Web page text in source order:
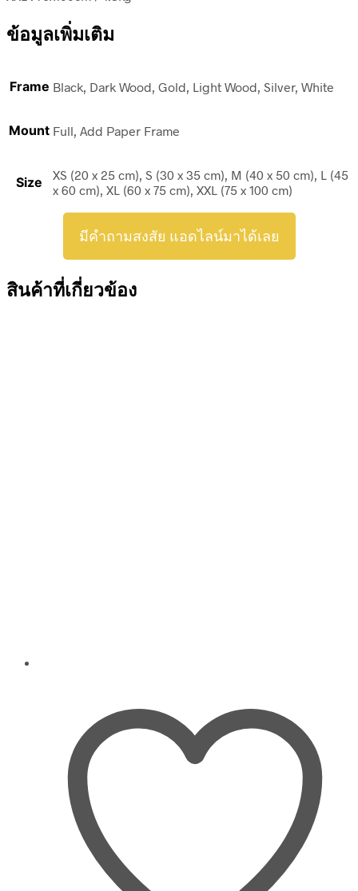
ข้อมูลเพิ่มเติม
Frame Black, Dark Wood, Gold, Light Wood, Silver, White
Mount Full, Add Paper Frame
Size
XS (20 x 25 cm), S (30 x 35 cm), M (40 x 50 cm), L (45
x 60 cm), XL (60 x 75 cm), XXL (75 x 100 cm)
มีคำถามสงสัย แอดไลน์มาได้เลย
สินค้าที่เกี่ยวข้อง